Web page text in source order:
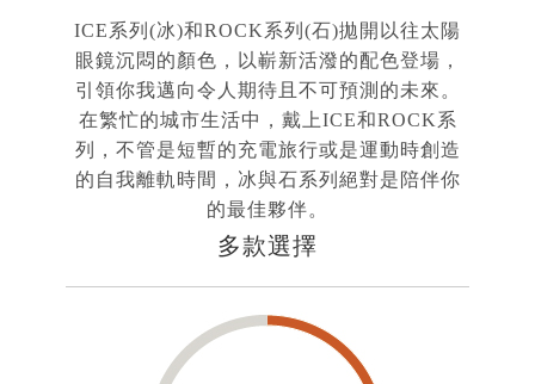
ICE系列(冰)和ROCK系列(石)拋開以往太陽
眼鏡沉悶的顏色，以嶄新活潑的配色登場，
引領你我邁向令人期待且不可預測的未來。
在繁忙的城市生活中，戴上ICE和ROCK系
列，不管是短暫的充電旅行或是運動時創造
的自我離軌時間，冰與石系列絕對是陪伴你
的最佳夥伴。
多款選擇